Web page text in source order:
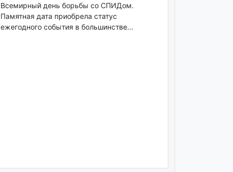
Всемирный день борьбы со СПИДом.
Памятная дата приобрела статус
ежегодного события в большинстве...